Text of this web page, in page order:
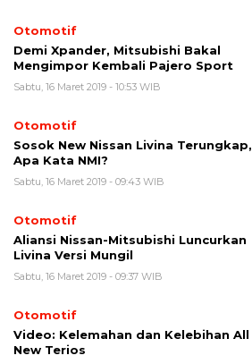
Otomotif
Demi Xpander, Mitsubishi Bakal
Mengimpor Kembali Pajero Sport
Sabtu, 16 Maret 2019 - 10:53 WIB
Otomotif
Sosok New Nissan Livina Terungkap,
Apa Kata NMI?
Sabtu, 16 Maret 2019 - 09:43 WIB
Otomotif
Aliansi Nissan-Mitsubishi Luncurkan
Livina Versi Mungil
Sabtu, 16 Maret 2019 - 09:37 WIB
Otomotif
Video: Kelemahan dan Kelebihan All
New Terios